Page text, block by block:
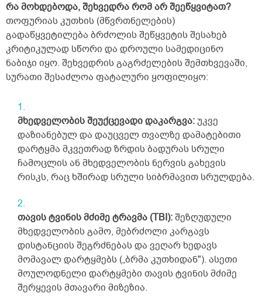
რა მოხდებოდა, შეხვედრა რომ არ შეეწყვიტათ?
თოფურიას კუთხის (მწვრთნელების)
გადაწყვეტილება ბრძოლის შეწყვეტის შესახებ
კრიტიკულად სწორი და დროული სამედიცინო
ნაბიჯი იყო. შეხვედრის გაგრძელების შემთხვევაში,
სურათი შესაძლოა ფატალური ყოფილიყო:
მხედველობის შეუქცევადი დაკარგვა:უკვე
დაზიანებულ და დაუცველ თვალზე დამატებითი
დარტყმა მკვეთრად ზრდის ბადურას სრული
ჩამოცლის ან მხედველობის ნერვის გახევის
რისკს, რაც ხშირად სრული სიბრმავით სრულდება.
თავის ტვინის მძიმე ტრავმა (TBI):შეზღუდული
მხედველობის გამო, მებრძოლი კარგავს
დისტანციის შეგრძნებას და ვეღარ ხედავს
მომავალ დარტყმებს („ბრმა კუთხიდან"). ასეთი
მოულოდნელი დარტყმები თავის ტვინის მძიმე
შერყევის მთავარი მიზეზია.